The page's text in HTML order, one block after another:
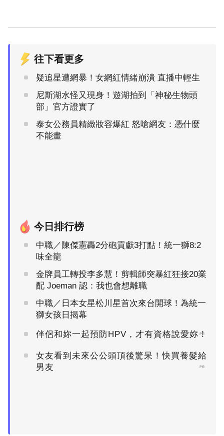
往下看更多
疑追星遭網暴！女網紅情緒崩潰 直播中輕生
尼斯湖水怪又現身！遊湖拍到「神秘生物頭
部」官方證實了
泰女公務員精緻妝容爆紅 怒嗆網友：憑什麼
不能畫
今日排行榜
中職／陳傑憲轟2分砲貢獻3打點！統一獅8:2
味全龍
金牌員工轉投李多慧！剪輯師突暴紅狂接20業
配 Joeman 認：我也會想離職
中職／日本女星松川星首次來台開球！為統一
獅女孩日揭幕
伴侶和妳一起預防HPV，才有資格說愛妳！
PR
女友看到未來公公頭頂後驚呆！快買養髮給
男友
PR